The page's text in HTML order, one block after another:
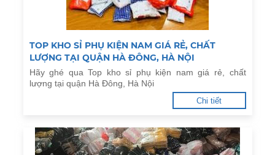
TOP KHO SỈ PHỤ KIỆN NAM GIÁ RẺ, CHẤT
LƯỢNG TẠI QUẬN HÀ ĐÔNG, HÀ NỘI
Hãy ghé qua Top kho sỉ phụ kiện nam giá rẻ, chất
lượng tại quận Hà Đông, Hà Nội
Chi tiết